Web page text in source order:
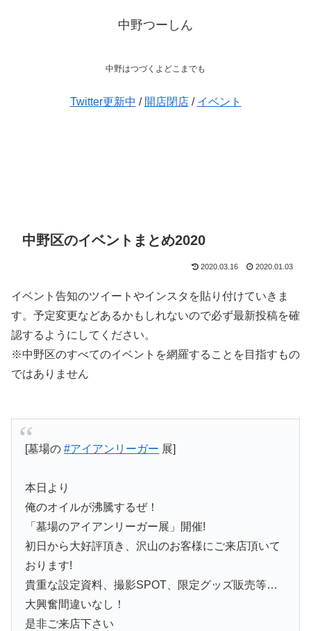
中野つーしん
中野はつづくよどこまでも
Twitter更新中 / 開店閉店/ イベント
中野区のイベントまとめ2020
2020.03.16 2020.01.03
イベント告知のツイートやインスタを貼り付けていきま
す。予定変更などあるかもしれないので必ず最新投稿を確
認するようにしてください。
※中野区のすべてのイベントを網羅することを目指すもの
ではありません
[墓場の#アイアンリーガー 展]
本日より
俺のオイルが沸騰するぜ！
「墓場のアイアンリーガー展」開催!
初日から大好評頂き、沢山のお客様にご来店頂いて
おります!
貴重な設定資料、撮影SPOT、限定グッズ販売等…
大興奮間違いなし！
是非ご来店下さい